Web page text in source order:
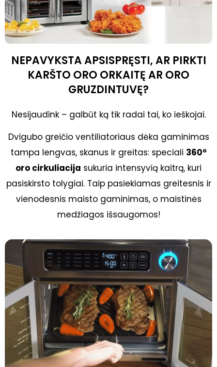
NEPAVYKSTA APSISPRĘSTI, AR PIRKTI
KARŠTO ORO ORKAITĘ AR ORO
GRUZDINTUVĘ?
Nesijaudink – galbūt ką tik radai tai, ko ieškojai.
Dvigubo greičio ventiliatoriaus dėka gaminimas
tampa lengvas, skanus ir greitas: speciali 360°
oro cirkuliacija sukuria intensyvią kaitrą, kuri
pasiskirsto tolygiai. Taip pasiekiamas greitesnis ir
vienodesnis maisto gaminimas, o maistinės
medžiagos išsaugomos!